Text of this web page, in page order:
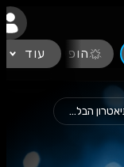
הופעות חיות
עוד
אגם הברבורים - תיאטרון הבלט...